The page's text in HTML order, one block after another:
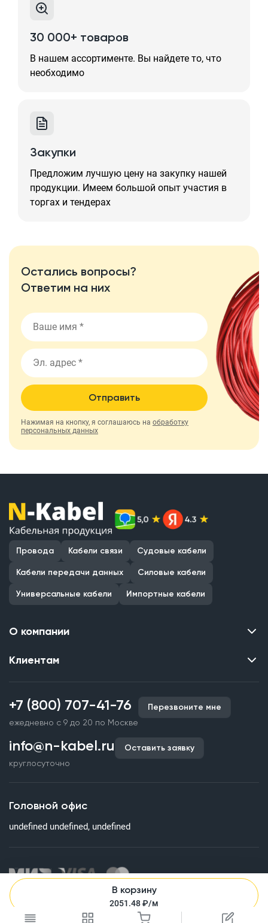
В корзину
2051.48₽/м
30 000+ товаров
В нашем ассортименте. Вы найдете то, что
необходимо
Закупки
Предложим лучшую цену на закупку нашей
продукции. Имеем большой опыт участия в
торгах и тендерах
Остались вопросы?
Ответим на них
Отправить
Нажимая на кнопку, я соглашаюсь на обработку
персональных данных
Провода Кабели связи Судовые кабели
Кабели передачи данных Силовые кабели
Универсальные кабели Импортные кабели
О компании
Контакты
Наши объекты
Партнерство
Документы и реквизиты
Клиентам
Производство кабельной продукции
Срочное изготовление
Оплата и доставка
Гарантия качества
Статьи
Вопросы и ответы
+7 (800) 707-41-76
ежедневно с 9 до 20 по Москве
Перезвоните мне
info@n-kabel.ru
круглосуточно
Оставить заявку
Головной офис
undefined undefined, undefined
Информация на сайте о технических характеристиках, наличии
на складе, стоимости и изображениях товаров не является
публичной офертой. Все изображения, размещенные на сайте,